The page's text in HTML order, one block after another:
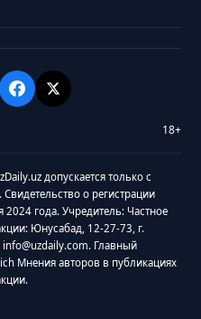
18+
допускается только с
о регистрации
года. Учредитель: Частное
Юнусабад, 12-27-73, г.
info@uzdaily.com. Главный
Мнения авторов в публикациях